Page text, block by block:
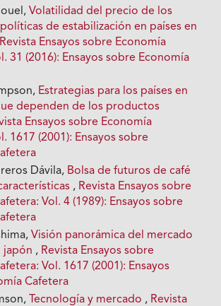
Volatilidad del precio de los
de estabilización en países en
Revista Ensayos sobre Economía
31 (2016): Ensayos sobre Economía
Estrategias para los países en
dependen de los productos
Ensayos sobre Economía
1617 (2001): Ensayos sobre
Dávila, Bolsa de futuros de café
, Revista Ensayos sobre
Vol. 4 (1989): Ensayos sobre
Visión panorámica del mercado
japón , Revista Ensayos sobre
Vol. 1617 (2001): Ensayos
Cafetera
Tecnología y mercado , Revista